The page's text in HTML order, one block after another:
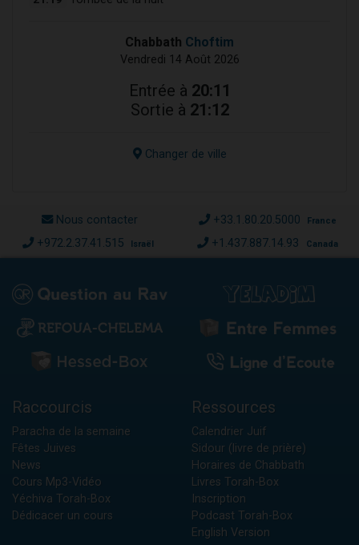
Chabbath Choftim
Vendredi 14 Août 2026
Entrée à 20:11
Sortie à 21:12
Changer de ville
Nous contacter +33.1.80.20.5000 France
+972.2.37.41.515 Israël +1.437.887.14.93 Canada
Raccourcis
Paracha de la semaine
Fêtes Juives
News
Cours Mp3-Vidéo
Yéchiva Torah-Box
Dédicacer un cours
Ressources
Calendrier Juif
Sidour (livre de prière)
Horaires de Chabbath
Livres Torah-Box
Inscription
Podcast Torah-Box
English Version